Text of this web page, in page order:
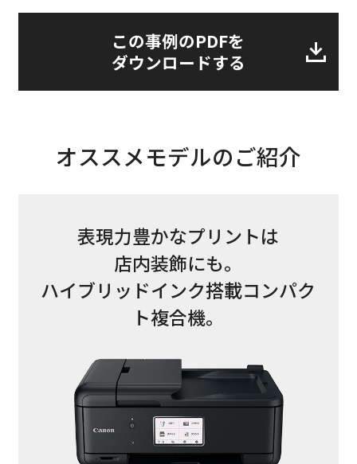
この事例のPDFを
ダウンロードする
オススメモデルのご紹介
表現力豊かなプリントは
店内装飾にも。
ハイブリッドインク搭載コンパク
ト複合機。